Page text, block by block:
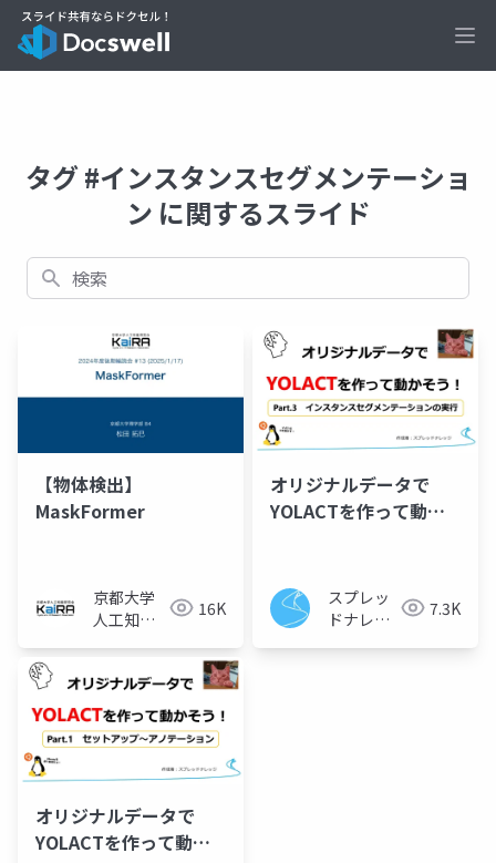
タグ #インスタンスセグメンテーショ
ン に関するスライド
検索
【物体検出】
MaskFormer
京都大学
人工知能
16K
オリジナルデータで
YOLACTを作って動か
ションの実行
スプレッ
ドナレッ
7.3K
オリジナルデータで
YOLACTを作って動か